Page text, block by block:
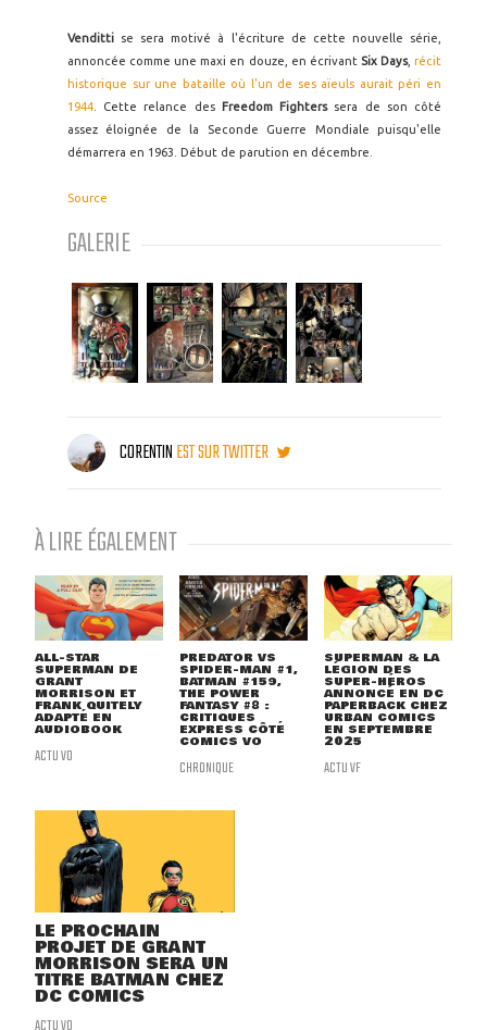
Venditti se sera motivé à l'écriture de cette nouvelle série,
annoncée comme une maxi en douze, en écrivant Six Days,récit
historique sur une bataille où l'un de ses aïeuls aurait péri en
1944 . Cette relance des Freedom Fighterssera de son côté
assez éloignée de la Seconde Guerre Mondiale puisqu'elle
démarrera en 1963. Début de parution en décembre.
Source
GALERIE
CORENTINEST SUR TWITTER
À LIRE ÉGALEMENT
ALL-STAR
SUPERMAN DE
GRANT
MORRISON ET
FRANK QUITELY
ADAPTÉ EN
AUDIOBOOK
ACTU VO
PREDATOR VS
SPIDER-MAN #1,
BATMAN #159,
THE POWER
FANTASY #8 :
CRITIQUES
EXPRESS CÔTÉ
COMICS VO
CHRONIQUE
SUPERMAN & LA
LÉGION DES
SUPER-HÉROS
ANNONCÉ EN DC
PAPERBACK CHEZ
URBAN COMICS
EN SEPTEMBRE
2025
ACTU VF
LE PROCHAIN
PROJET DE GRANT
MORRISON SERA UN
TITRE BATMAN CHEZ
DC COMICS